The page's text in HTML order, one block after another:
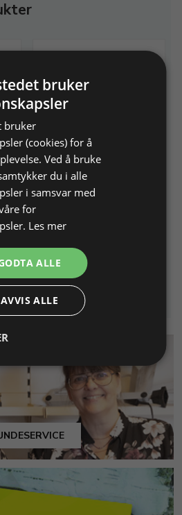
Marathon micromotor
ECO450 m. håndstykke,
fodpedal
50 Watt og max. 40.000
5.912,00 NOK
Info
bruker
bruker
(cookies) for å
Ved å bruke
du i alle
i samsvar med
for
Les mer
ALLE
AVVIS ALLE